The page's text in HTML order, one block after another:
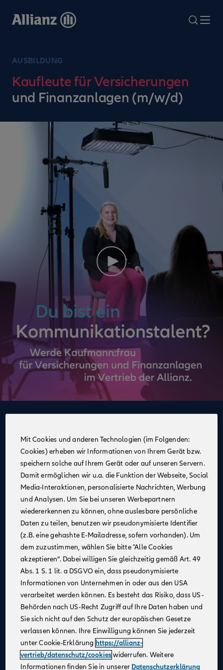
zum
search
AUSBILDUNG
Kaufleute für Versicherungen
und Finanzanlagen (m/w/d)
im Vertrieb der Allianz
Eine attraktive monatliche Ausbildungsvergütung
(Stand 08/2025):
1. Jahr: 1.355 €
2. Jahr: 1.432 €
3. Jahr: 1.520 €
ab Sept. 2026:
im 1. Jahr: 1.455 €, im 2. Jahr: 1.532 €, im 3. Jahr:
1.620 €
Zusätzliche Leistungen : Urlaubs- und
Weihnachtsgeld
Monetäre Vorteile:
40 €/Monat vermögenswirksame Leistungen
Übernahme erstattungsfähiger Reisekosten
Urlaubsanspruch : 30 Tage im Jahr
Mitarbeiterrabatte: Vergünstigungen auf Allianz
Produkte
Praxisnahe Ausbildung: Eine praxisnahe und
Mit Cookies und anderen Technologien (im Folgenden:
Cookies) erheben wir Informationen von Ihrem Gerät bzw.
speichern solche auf Ihrem Gerät oder auf unseren Servern.
Damit ermöglichen wir u.a. die Funktion der Webseite, Social
Media-Interaktionen, personalisierte Nachrichten, Werbung
und Analysen. Um Sie bei unseren Werbepartnern
wiedererkennen zu können, ohne auslesbare persönliche
Daten zu teilen, benutzen wir pseudonymisierte Identifier
(z.B. eine gehashte E-Mailadresse, sofern vorhanden). Um
dem zuzustimmen, wählen Sie bitte "Alle Cookies
akzeptieren“. Dabei willigen Sie gleichzeitig gemäß Art. 49
Abs. 1 S. 1 lit. a DSGVO ein, dass pseudonymisierte
Informationen von Unternehmen in oder aus den USA
verarbeitet werden können. Es besteht das Risiko, dass US-
Behörden nach US-Recht Zugriff auf Ihre Daten haben und
Sie sich nicht auf den Schutz der europäischen Gesetze
verlassen können. Ihre Einwilligung können Sie jederzeit
unter Cookie-Erklärung https://allianz-
vertrieb/datenschutz/cookieswiderrufen. Weitere
Informationen finden Sie in unserer Datenschutzerklärung